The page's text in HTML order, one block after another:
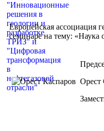
Европейская ассоциация
семинаре на тему: «Наука
Орест